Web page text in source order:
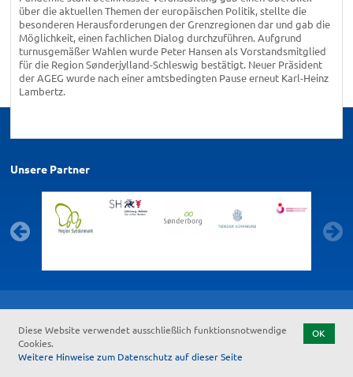
über die aktuellen Themen der europäischen Politik, stellte die
besonderen Herausforderungen der Grenzregionen dar und gab die
Möglichkeit, einen fachlichen Dialog durchzuführen. Aufgrund
turnusgemäßer Wahlen wurde Peter Hansen als Vorstandsmitglied
für die Region Sønderjylland-Schleswig bestätigt. Neuer Präsident
der AGEG wurde nach einer amtsbedingten Pause erneut Karl-Heinz
Lambertz.
Unsere Partner
Kontakt Feedback zur Barrierefreiheit Datenschutz
Impressum
Start
OK
Diese Website verwendet ausschließlich funktionsnotwendige
Cookies.
Weitere Hinweise zum Datenschutz auf dieser Seite